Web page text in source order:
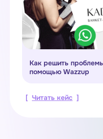
Как решить
помощью Wazzup
[ Читать кейс ]